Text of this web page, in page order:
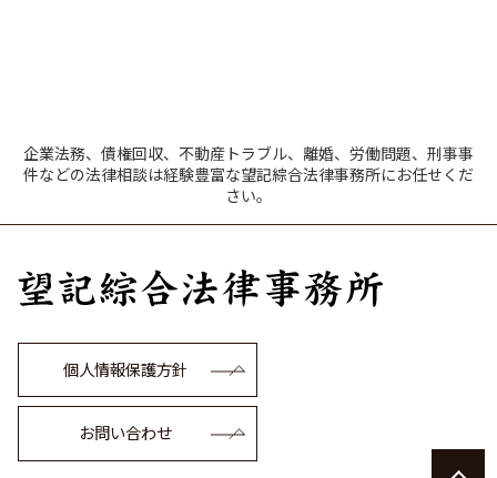
企業法務、債権回収、不動産トラブル、離婚、労働問題、刑事事
件などの法律相談は経験豊富な望記綜合法律事務所にお任せくだ
さい。
個人情報保護方針
お問い合わせ